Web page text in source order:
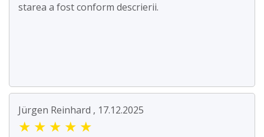
starea a fost conform descrierii.
Jürgen Reinhard , 17.12.2025
★ ★ ★ ★ ★